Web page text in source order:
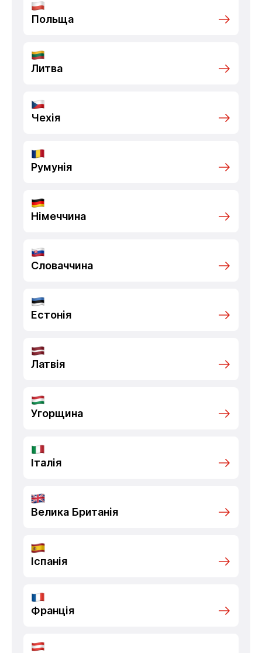
Польща
Литва
Чехія
Румунія
Німеччина
Словаччина
Естонія
Латвія
Угорщина
Італія
Велика Британія
Іспанія
Франція